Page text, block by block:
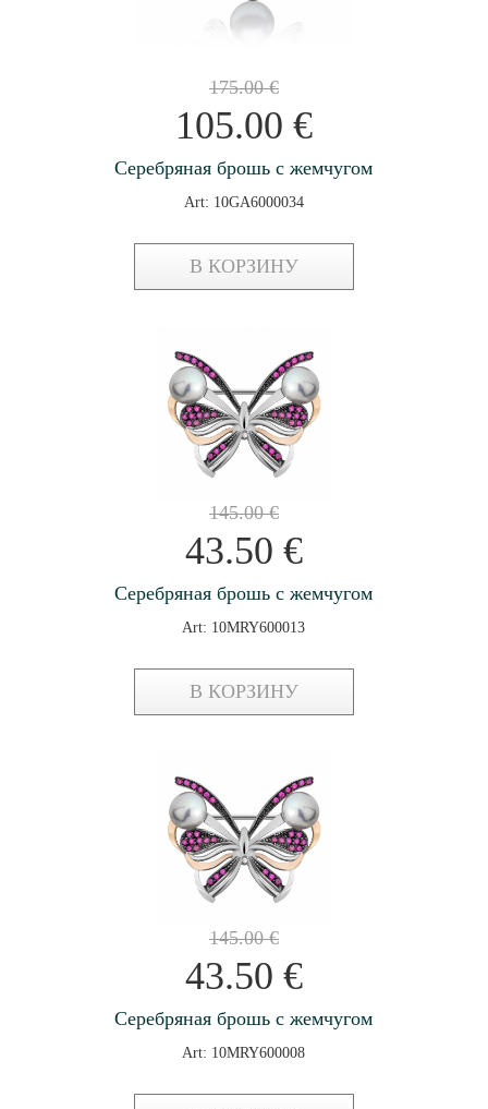
175.00€
105.00 €
Серебряная брошь с жемчугом
Art: 10GA6000034
В КОРЗИНУ
145.00€
43.50 €
Серебряная брошь с жемчугом
Art: 10MRY600013
В КОРЗИНУ
145.00€
43.50 €
Серебряная брошь с жемчугом
Art: 10MRY600008